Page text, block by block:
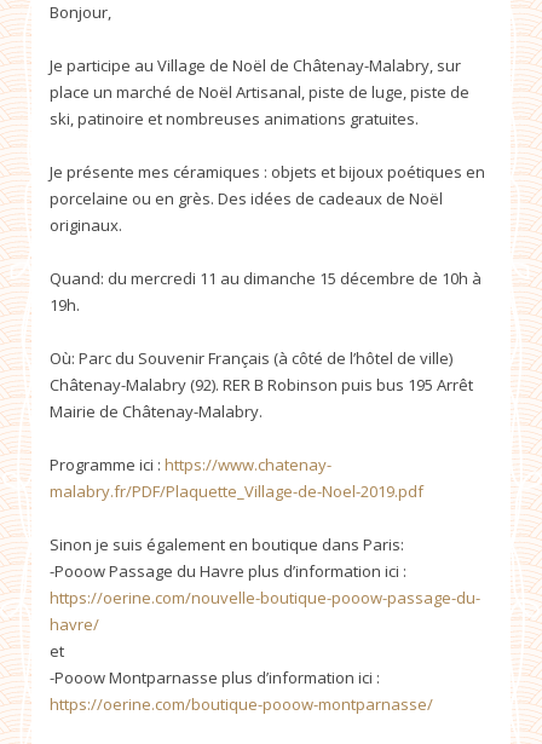
Bonjour,
Je participe au Village de Noël de Châtenay-Malabry, sur
place un marché de Noël Artisanal, piste de luge, piste de
ski, patinoire et nombreuses animations gratuites.
Je présente mes céramiques : objets et bijoux poétiques en
porcelaine ou en grès. Des idées de cadeaux de Noël
originaux.
Quand: du mercredi 11 au dimanche 15 décembre de 10h à
19h.
Où: Parc du Souvenir Français (à côté de l’hôtel de ville)
Châtenay-Malabry (92). RER B Robinson puis bus 195 Arrêt
Mairie de Châtenay-Malabry.
Programme ici : https://www.chatenay-
malabry.fr/PDF/Plaquette_Village-de-Noel-2019.pdf
Sinon je suis également en boutique dans Paris:
-Pooow Passage du Havre plus d’information ici :
https://oerine.com/nouvelle-boutique-pooow-passage-du-
havre/
et
-Pooow Montparnasse plus d’information ici :
https://oerine.com/boutique-pooow-montparnasse/